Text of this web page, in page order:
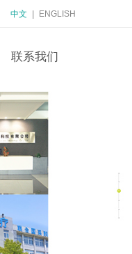
中文 ENGLISH
联系我们